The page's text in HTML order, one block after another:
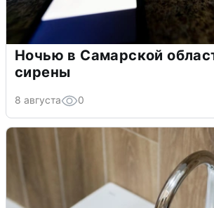
Ночью в Самарской
сирены
8 августа 0